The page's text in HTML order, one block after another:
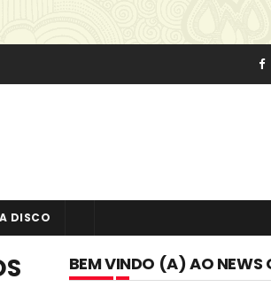
DISCO
BEM VINDO (A) AO NEWS